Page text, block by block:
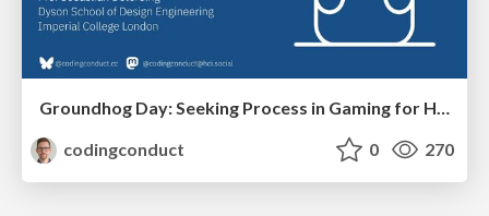
codingconduct
0 270